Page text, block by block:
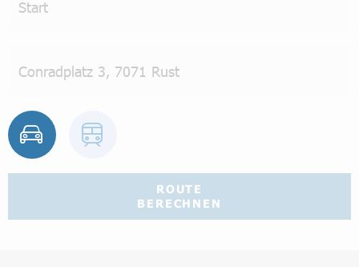
ROUTE
BERECHNEN